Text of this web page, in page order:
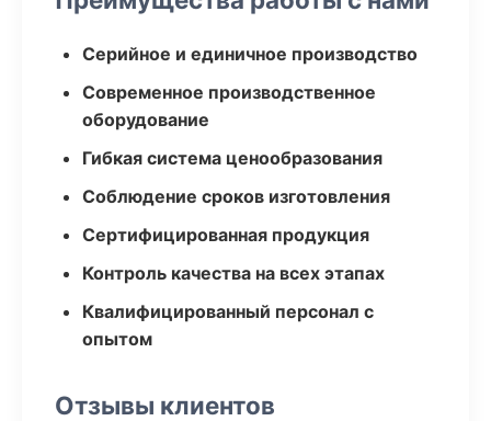
Серийное и единичное производство
Современное производственное
оборудование
Гибкая система ценообразования
Соблюдение сроков изготовления
Сертифицированная продукция
Контроль качества на всех этапах
Квалифицированный персонал с
опытом
Отзывы клиентов